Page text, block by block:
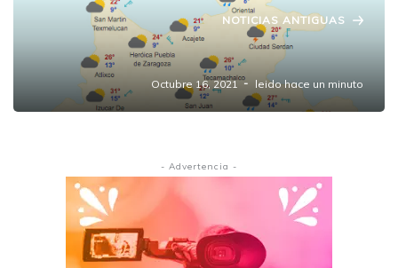
NOTICIAS ANTIGUAS
Pronóstico Meteorológico
Octubre 16, 2021 leido hace un minuto
- Advertencia -